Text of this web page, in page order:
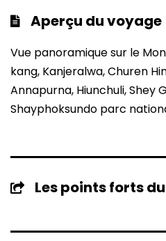
Aperçu du voyage
Vue panoramique sur le
kang, Kanjeralwa, Churen
Annapurna, Hiunchuli, Shey
Shayphoksundo parc
Les points forts